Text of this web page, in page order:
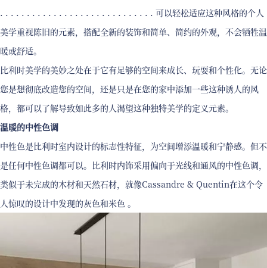
. . . . . . . . . . . . . . . . . . . . . . . . . . . . . 可以轻松适应这种风格的个人
美学重视陈旧的元素，搭配全新的装饰和简单、简约的外观，不会牺牲温
暖或舒适。
比利时美学的美妙之处在于它有足够的空间来成长、玩耍和个性化。无论
您是想彻底改造您的空间，还是只是在您的家中添加一些这种诱人的风
格，都可以了解导致如此多的人渴望这种独特美学的定义元素。
温暖的中性色调
中性色是比利时室内设计的标志性特征，为空间增添温暖和宁静感。但不
是任何中性色调都可以。比利时内饰采用偏向于光线和通风的中性色调，
类似于未完成的木材和天然石材，就像Cassandre & Quentin在这个令
人惊叹的设计中发现的灰色和米色 。